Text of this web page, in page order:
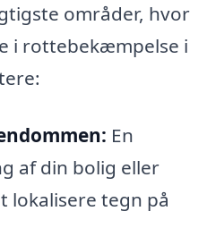
områder, hvor
i rottebekæmpelse i
En
af din bolig eller
lokalisere tegn på